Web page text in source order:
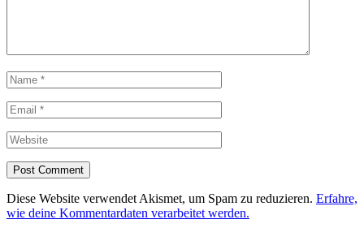
Diese Website verwendet Akismet, um Spam zu reduzieren. Erfahre,
wie deine Kommentardaten verarbeitet werden.